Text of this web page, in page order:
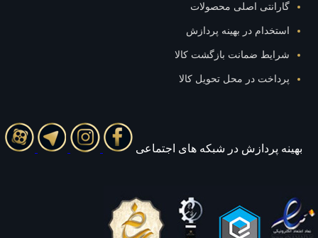
اصلی محصولات
در بهینه پردازش
ضمانت بازگشت کالا
در محل تحویل کالا
پردازش در شبکه های اجتماعی